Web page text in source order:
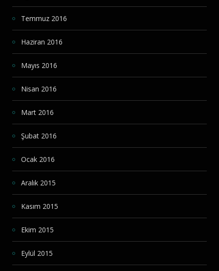
Temmuz 2016
Haziran 2016
Mayıs 2016
Nisan 2016
Mart 2016
Şubat 2016
Ocak 2016
Aralık 2015
Kasım 2015
Ekim 2015
Eylül 2015